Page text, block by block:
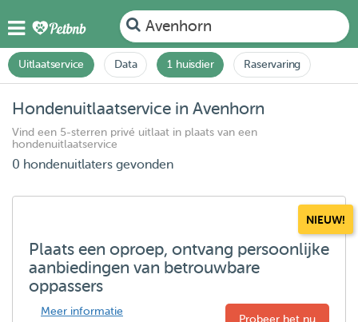
Avenhorn
Uitlaatservice Data 1 huisdier Raservaring
Hondenuitlaatservice in Avenhorn
Vind een 5-sterren privé uitlaat in plaats van een
hondenuitlaatservice
0 hondenuitlaters gevonden
NIEUW!
Plaats een oproep, ontvang persoonlijke
aanbiedingen van betrouwbare
oppassers
Meer informatie
Probeer het nu